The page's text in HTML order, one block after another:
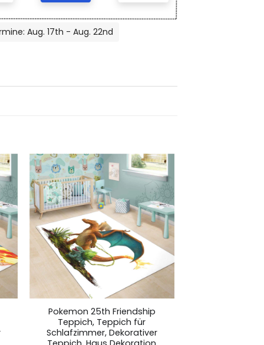
Aug. 17th - Aug. 22nd
Pokemon 25th Friendship
Teppich, Teppich für
Schlafzimmer, Dekorativer